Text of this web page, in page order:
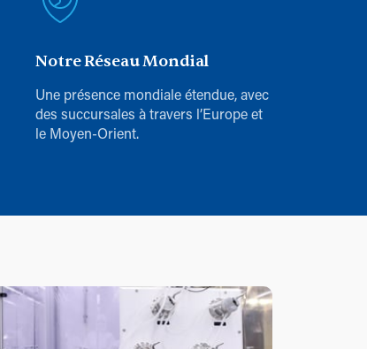
Notre Réseau Mondial
Une présence mondiale étendue, avec
des succursales à travers l’Europe et
le Moyen-Orient.